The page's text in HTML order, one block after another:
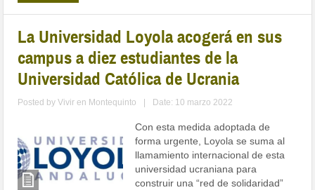
La Universidad Loyola acogerá en sus
campus a diez estudiantes de la
Universidad Católica de Ucrania
Posted byVivir en Montequinto Date: 10 marzo 2022
Con esta medida adoptada de
forma urgente, Loyola se suma al
llamamiento internacional de esta
universidad ucraniana para
construir una “red de solidaridad”